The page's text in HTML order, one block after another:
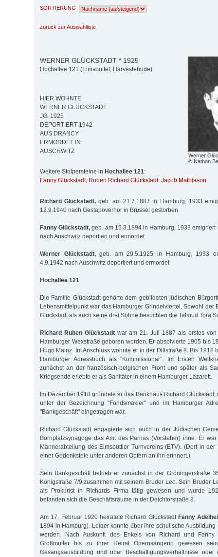
SORTIERUNG
zurück zur Auswahlliste
Werner
© Nathan
WERNER GLÜCKSTADT * 1925
Hochallee 121 (Eimsbüttel, Harvestehude)
HIER WOHNTE
WERNER GLÜCKSTADT
JG. 1925
DEPORTIERT 1942
AUS DRANCY
ERMORDET IN
AUSCHWITZ
Weitere Stolpersteine in Hochallee 121:
Fanny Glückstadt, Ruben Richard Glückstadt, Jacob Mathiason
Richard Glückstadt, geb. am 21.7.1887 in Hamburg, 1933
12.9.1940 nach Gestapoverhör in Brüssel gestorben
Fanny Glückstadt, geb. am 15.3.1894 in Hamburg, 1933 emigriert
nach Auschwitz deportiert und ermordet
Werner Glückstadt,geb. am 29.5.1925 in Hamburg, 1933
4.9.1942 nach Auschwitz deportiert und ermordet
Hochallee 121
Die Familie Glückstadt gehörte dem gebildeten jüdischen
Lebensmittelpunkt war das Hamburger Grindelviertel. Sowohl der
Glückstadt als auch seine drei Söhne besuchten die Talmud Tora
Richard Ruben Glückstadtwar am 21. Juli 1887 als erstes
Hamburger Wexstraße geboren worden. Er absolvierte 1905 bis
Hugo Mainz. Im Anschluss wohnte er in der Dillstraße 8. Bis 1918
Hamburger Adressbuch als "Kommissionär". Im Ersten
zunächst an der französisch-belgischen Front und später als
Kriegsende erlebte er als Sanitäter in einem Hamburger Lazarett.
Im Dezember 1918 gründete er das Bankhaus Richard
unter der Bezeichnung "Fondsmakler" und im Hamburger
"Bankgeschäft" eingetragen war.
Richard Glückstadt engagierte sich auch in der Jüdischen
Bornplatzsynagoge das Amt des Parnas (Vorsteher) inne. Er
Männerabteilung des Eimsbüttler Turnvereins (ETV). (Dort in
einer Gedenkstele unter anderen Opfern an ihn erinnert.)
Sein Bankgeschäft betrieb er zunächst in der Gröningerstraße
Königstraße 7/9 zusammen mit seinem Bruder Leo. Sein Bruder
als Prokurist in Richards Firma tätig gewesen und wurde
befanden sich die Geschäftsräume in der Deichtorstraße 8.
Am 17. Februar 1920 heiratete Richard Glückstadt Fanny
1894 in Hamburg). Leider konnte über ihre schulische
werden. Nach Auskunft des Enkels von Richard und Fanny
Großmutter bis zu ihrer Heirat Opernsängerin gewesen
Gesangsausbildung und über Beschäftigungsverhältnisse oder